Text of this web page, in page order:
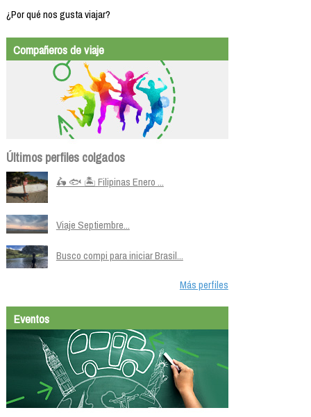
¿Por qué nos gusta viajar?
Compañeros de viaje
Últimos perfiles colgados
🛵 🐟 🏝️ Filipinas Enero ...
Viaje Septiembre...
Busco compi para iniciar Brasil...
Más perfiles
Eventos